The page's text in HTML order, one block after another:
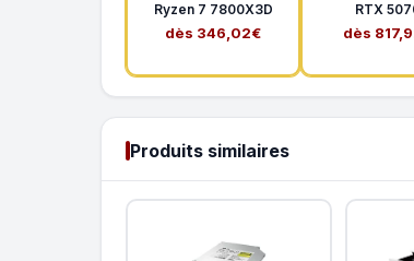
Ryzen 7 7800X3D
dès 346,02€
RTX
dès
Produits similaires